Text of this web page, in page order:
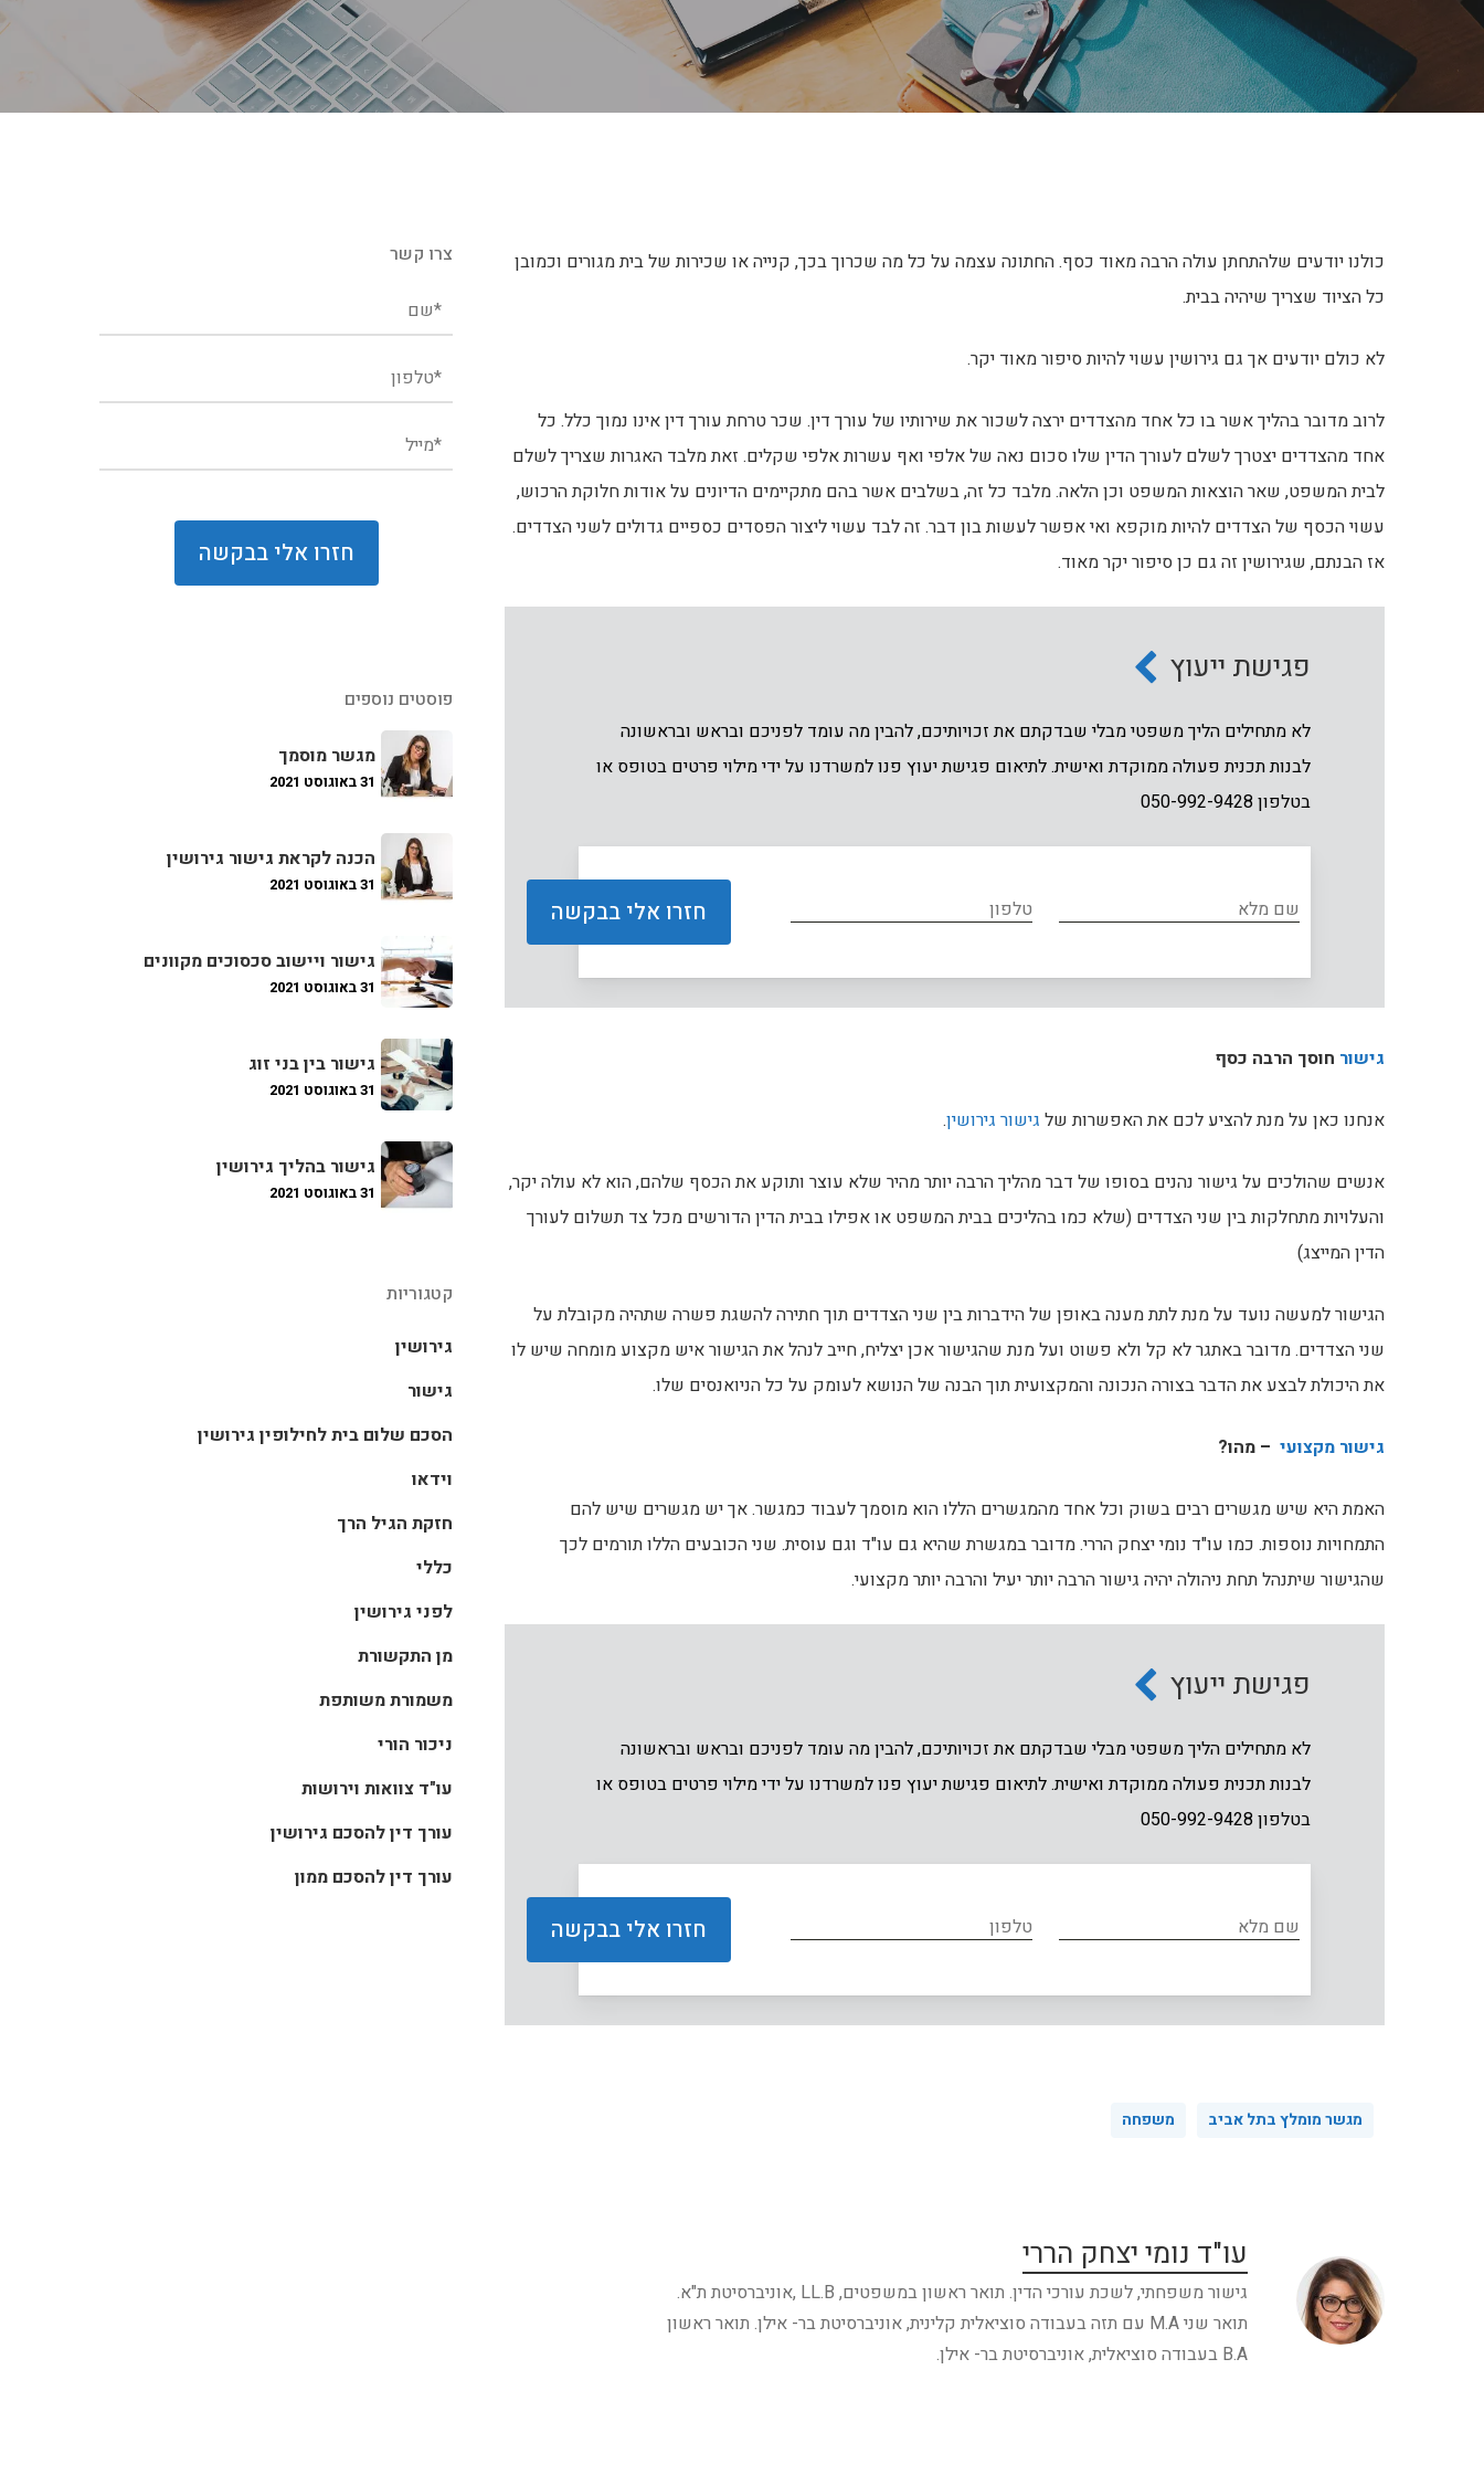
כולנו יודעים שלהתחתן עולה הרבה מאוד כסף. החתונה עצמה על כל מה שכרוך בכך, קנייה או שכירות של בית מגורים וכמובן
כל הציוד שצריך שיהיה בבית.
לא כולם יודעים אך גם גירושין עשוי להיות סיפור מאוד יקר.
לרוב מדובר בהליך אשר בו כל אחד מהצדדים ירצה לשכור את שירותיו של עורך דין. שכר טרחת עורך דין אינו נמוך כלל. כל
אחד מהצדדים יצטרך לשלם לעורך הדין שלו סכום נאה של אלפי ואף עשרות אלפי שקלים. זאת מלבד האגרות שצריך לשלם
לבית המשפט, שאר הוצאות המשפט וכן הלאה. מלבד כל זה, בשלבים אשר בהם מתקיימים הדיונים על אודות חלוקת הרכוש,
עשוי הכסף של הצדדים להיות מוקפא ואי אפשר לעשות בון דבר. זה לבד עשוי ליצור הפסדים כספיים גדולים לשני הצדדים.
אז הבנתם, שגירושין זה גם כן סיפור יקר מאוד.
פגישת ייעוץ
לא מתחילים הליך משפטי מבלי שבדקתם את זכויותיכם, להבין מה עומד לפניכם ובראש ובראשונה
לבנות תכנית פעולה ממוקדת ואישית. לתיאום פגישת יעוץ פנו למשרדנו על ידי מילוי פרטים בטופס או
בטלפון 050-992-9428
גישור חוסך הרבה כסף
אנחנו כאן על מנת להציע לכם את האפשרות של גישור גירושין.
אנשים שהולכים על גישור נהנים בסופו של דבר מהליך הרבה יותר מהיר שלא עוצר ותוקע את הכסף שלהם, הוא לא עולה יקר,
והעלויות מתחלקות בין שני הצדדים (שלא כמו בהליכים בבית המשפט או אפילו בבית הדין הדורשים מכל צד תשלום לעורך
הדין המייצג)
הגישור למעשה נועד על מנת לתת מענה באופן של הידברות בין שני הצדדים תוך חתירה להשגת פשרה שתהיה מקובלת על
שני הצדדים. מדובר באתגר לא קל ולא פשוט ועל מנת שהגישור אכן יצליח, חייב לנהל את הגישור איש מקצוע מומחה שיש לו
את היכולת לבצע את הדבר בצורה הנכונה והמקצועית תוך הבנה של הנושא לעומק על כל הניואנסים שלו.
גישור מקצועי – מהו?
האמת היא שיש מגשרים רבים בשוק וכל אחד מהמגשרים הללו הוא מוסמך לעבוד כמגשר. אך יש מגשרים שיש להם
התמחויות נוספות. כמו עו"ד נומי יצחק הררי. מדובר במגשרת שהיא גם עו"ד וגם עוסית. שני הכובעים הללו תורמים לכך
שהגישור שיתנהל תחת ניהולה יהיה גישור הרבה יותר יעיל והרבה יותר מקצועי.
פגישת ייעוץ
לא מתחילים הליך משפטי מבלי שבדקתם את זכויותיכם, להבין מה עומד לפניכם ובראש ובראשונה
לבנות תכנית פעולה ממוקדת ואישית. לתיאום פגישת יעוץ פנו למשרדנו על ידי מילוי פרטים בטופס או
בטלפון 050-992-9428
מגשר מומלץ בתל אביב משפחה
עו"ד נומי יצחק הררי
גישור משפחתי, לשכת עורכי הדין. תואר ראשון במשפטים, LL.B ,אוניברסיטת ת"א.
תואר שני M.A עם תזה בעבודה סוציאלית קלינית, אוניברסיטת בר- אילן. תואר ראשון
B.A בעבודה סוציאלית, אוניברסיטת בר- אילן.
צרו קשר
פוסטים נוספים
מגשר מוסמך
31 באוגוסט 2021
הכנה לקראת גישור גירושין
31 באוגוסט 2021
גישור ויישוב סכסוכים מקוונים
31 באוגוסט 2021
גישור בין בני זוג
31 באוגוסט 2021
גישור בהליך גירושין
31 באוגוסט 2021
קטגוריות
גירושין
גישור
הסכם שלום בית לחילופין גירושין
וידאו
חזקת הגיל הרך
כללי
לפני גירושין
מן התקשורת
משמורת משותפת
ניכור הורי
עו"ד צוואות וירושות
עורך דין להסכם גירושין
עורך דין להסכם ממון